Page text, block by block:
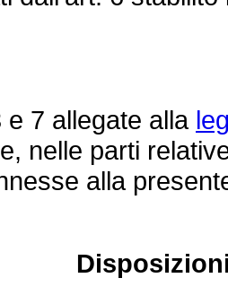
7 allegate alla
nelle parti
alla